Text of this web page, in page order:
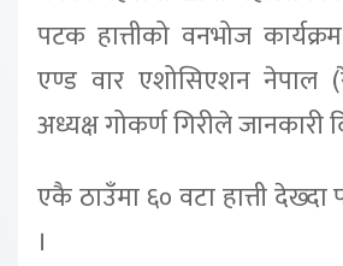
पटक हात्तीको वनभोज
एण्ड वार एशोसिएशन नेपाल
अध्यक्ष गोकर्ण गिरीले जानकारी
एकै ठाउँमा ६० वटा हात्ती
।